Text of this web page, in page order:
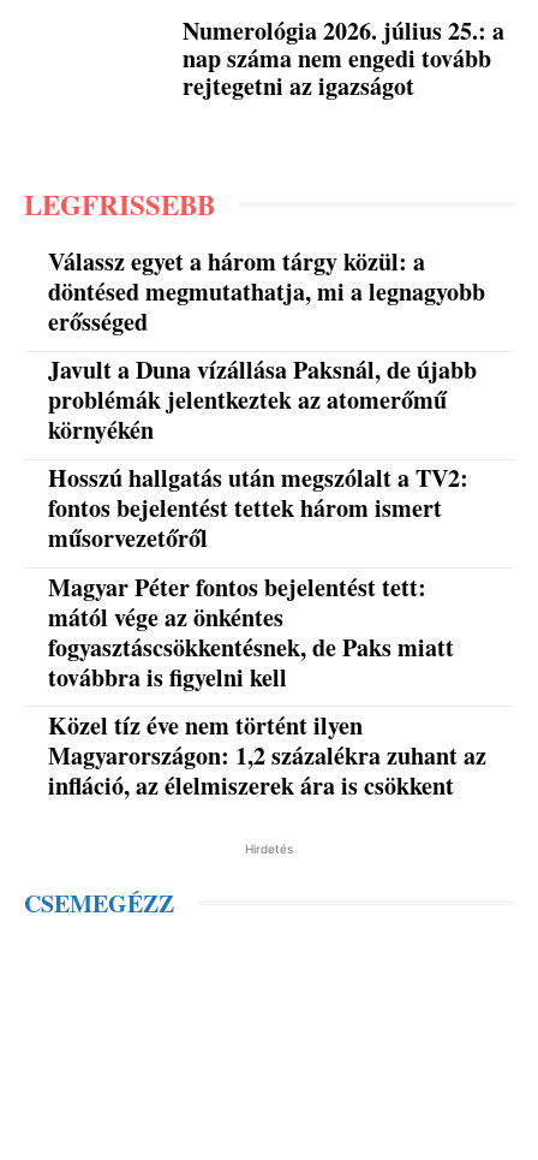
Numerológia 2026. július 25.: a
nap száma nem engedi tovább
rejtegetni az igazságot
LEGFRISSEBB
Válassz egyet a három tárgy közül: a
döntésed megmutathatja, mi a legnagyobb
erősséged
Javult a Duna vízállása Paksnál, de újabb
problémák jelentkeztek az atomerőmű
környékén
Hosszú hallgatás után megszólalt a TV2:
fontos bejelentést tettek három ismert
műsorvezetőről
Magyar Péter fontos bejelentést tett:
mától vége az önkéntes
fogyasztáscsökkentésnek, de Paks miatt
továbbra is figyelni kell
Közel tíz éve nem történt ilyen
Magyarországon: 1,2 százalékra zuhant az
infláció, az élelmiszerek ára is csökkent
Hirdetés
CSEMEGÉZZ